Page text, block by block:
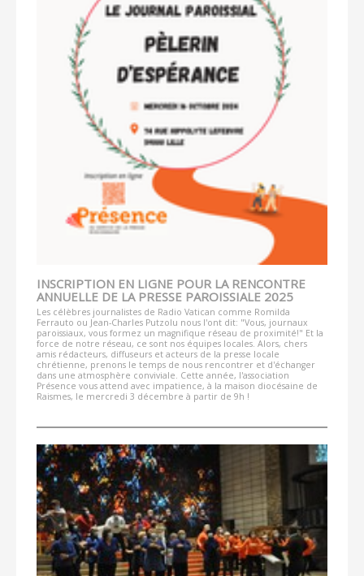
INSCRIPTION EN LIGNE POUR LA RENCONTRE
ANNUELLE DE LA PRESSE PAROISSIALE 2025
Les célèbres journalistes de Radio Vatican comme Romilda
Ferrauto ou Jean-Charles Putzolu nous l'ont dit: "Vous, journaux
paroissiaux, vous formez un magnifique réseau de proximité!" Et la
force de notre réseau, ce sont nos équipes locales. Alors, chers
amis rédacteurs, diffuseurs et acteurs de la presse locale
chrétienne, prenons le temps de nous rencontrer et d'échanger
dans une atmosphère conviviale. Cette année, l'association
Présence vous attend avec impatience, à la maison diocésaine de
Raismes, le mercredi 3 décembre à partir de 9h !